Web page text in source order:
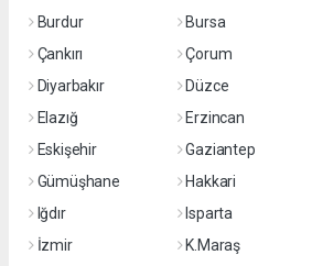
Burdur
Bursa
Çankırı
Çorum
Diyarbakır
Düzce
Elazığ
Erzincan
Eskişehir
Gaziantep
Gümüşhane
Hakkari
Iğdır
Isparta
İzmir
K.Maraş